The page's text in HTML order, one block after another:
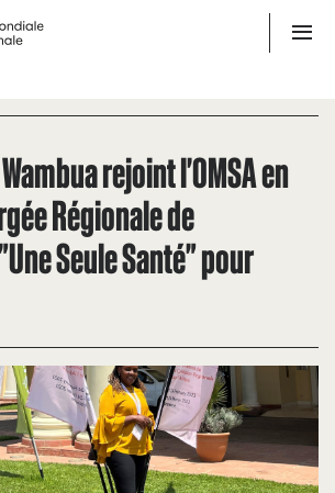
rejoint l'OMSA en
Régionale de
Seule Santé" pour